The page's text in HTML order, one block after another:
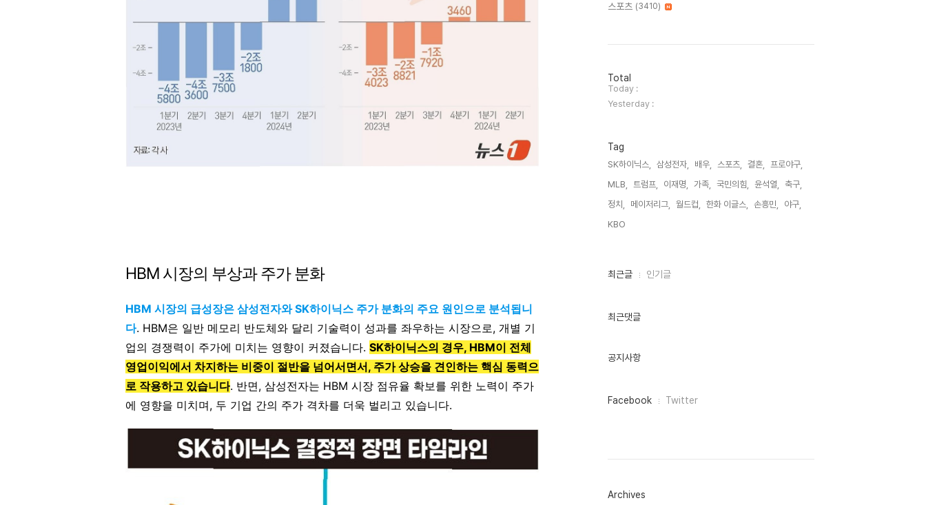
HBM 시장의 부상과 주가 분화
HBM 시장의 급성장은 삼성전자와 SK하이닉스 주가 분화의 주요 원인으로 분석됩니
다. HBM은 일반 메모리 반도체와 달리 기술력이 성과를 좌우하는 시장으로, 개별 기
업의 경쟁력이 주가에 미치는 영향이 커졌습니다. SK하이닉스의 경우, HBM이 전체
영업이익에서 차지하는 비중이 절반을 넘어서면서, 주가 상승을 견인하는 핵심 동력으
로 작용하고 있습니다. 반면, 삼성전자는 HBM 시장 점유율 확보를 위한 노력이 주가
에 영향을 미치며, 두 기업 간의 주가 격차를 더욱 벌리고 있습니다.
스포츠 (3410)
방
문
자
수
Total
Today :
Yesterday :
Tag
SK하이닉스, 삼성전자, 배우, 스포츠, 결혼,
프로야구,
MLB,
트럼프, 이재명, 가족, 국민의힘, 윤석열,
축구,
정치,
메이저리그, 월드컵, 한화 이글스, 손흥민,
야구,
KBO,
최
인
최근글 인기글
최근댓글
공지사항
페
그
Facebook Twitter
Archives